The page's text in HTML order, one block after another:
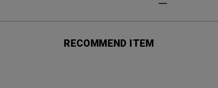
RECOMMEND ITEM